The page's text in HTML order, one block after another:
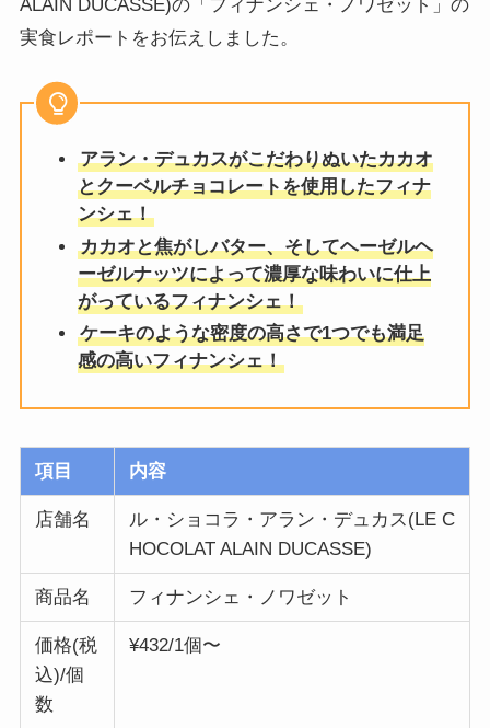
ALAIN DUCASSE)の「フィナンシェ・ノワゼット」の
実食レポートをお伝えしました。
アラン・デュカスがこだわりぬいたカカオ
とクーベルチョコレートを使用したフィナ
ンシェ！
カカオと焦がしバター、そしてヘーゼルヘ
ーゼルナッツによって濃厚な味わいに仕上
がっているフィナンシェ！
ケーキのような密度の高さで1つでも満足
感の高いフィナンシェ！
項目 内容
店舗名
ル・ショコラ・アラン・デュカス(LE C
HOCOLAT ALAIN DUCASSE)
商品名 フィナンシェ・ノワゼット
価格(税
込)/個
数
¥432/1個〜